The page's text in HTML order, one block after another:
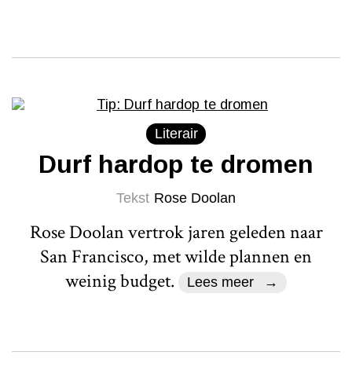
Literair
Durf hardop te dromen
Tekst Rose Doolan
Rose Doolan vertrok jaren geleden naar
San Francisco, met wilde plannen en
weinig budget.
Lees meer